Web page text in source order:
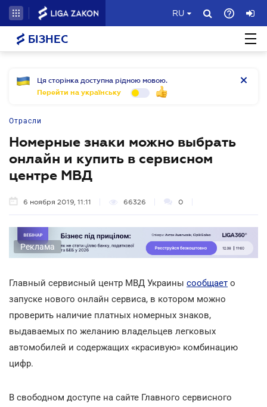
RU
БІЗНЕС
Ця сторінка доступна рідною мовою.
Перейти на українську
Отрасли
Номерные знаки можно выбрать
онлайн и купить в сервисном
центре МВД
6 ноября 2019, 11:11 66326 0
Реклама
Главный сервисный центр МВД Украины сообщает о
запуске нового онлайн сервиса, в котором можно
проверить наличие платных номерных знаков,
выдаваемых по желанию владельцев легковых
автомобилей и содержащих «красивую» комбинацию
цифр.
В свободном доступе на сайте Главного сервисного